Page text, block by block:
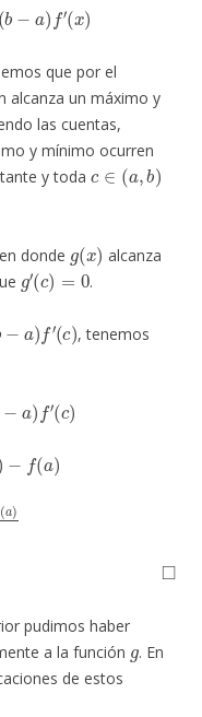
′(
que por el
alcanza un máximo y
las cuentas,
y mínimo ocurren
y toda
c ∈(a,b)
donde
( )
alcanza
g′(c)= 0
.
, tenemos
◻
pudimos haber
a la función
. En
de estos